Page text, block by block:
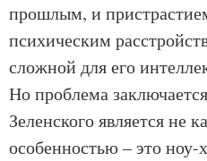
прошлым, и
психическим
сложной для его
Но проблема
Зеленского является не
особенностью – это ноу-